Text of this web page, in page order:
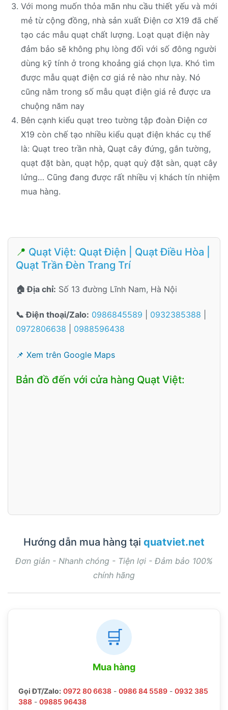
Với mong muốn thỏa mãn nhu cầu thiết yếu và mới
mẻ từ cộng đồng, nhà sản xuất Điện cơ X19 đã chế
tạo các mẫu quạt chất lượng. Loạt quạt điện này
đảm bảo sẽ không phụ lòng đối với số đông người
dùng kỹ tính ở trong khoảng giá chọn lựa. Khó tìm
được mẫu quạt điện cơ giá rẻ nào như này. Nó
cũng nằm trong số mẫu quạt điện giá rẻ được ưa
chuộng năm nay
Bên cạnh kiểu quạt treo tường tập đoàn Điện cơ
X19 còn chế tạo nhiều kiểu quạt điện khác cụ thể
là: Quạt treo trần nhà, Quạt cây đứng, gắn tường,
quạt đặt bàn, quạt hộp, quạt quỳ đặt sàn, quạt cây
lửng… Cũng đang được rất nhiều vị khách tín nhiệm
mua hàng.
📍 Quạt Việt: Quạt Điện | Quạt Điều Hòa |
Quạt Trần Đèn Trang Trí
🏠 Địa chỉ: Số 13 đường Lĩnh Nam, Hà Nội
📞 Điện thoại/Zalo: 0986845589 0932385388
0972806638
0988596438
📌 Xem trên Google Maps
Bản đồ đến với cửa hàng Quạt Việt:
Hướng dẫn mua hàng tại quatviet.net
Đơn giản - Nhanh chóng - Tiện lợi - Đảm bảo 100%
chính hãng
🛒
Mua hàng
Gọi ĐT/Zalo: 0972 80 6638 - 0986 84 5589 - 0932 385
388 - 09885 96438